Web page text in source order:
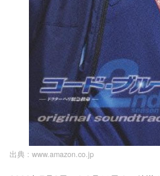
出典 : www.amazon.co.jp